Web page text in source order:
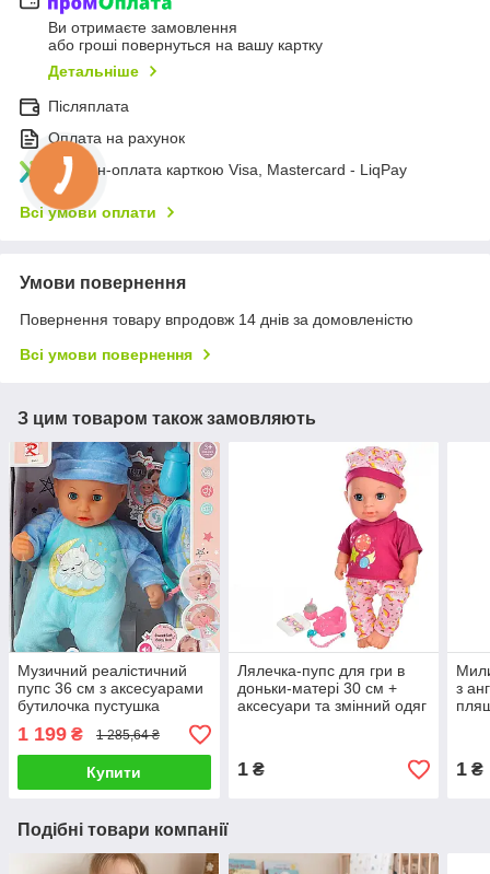
Ви отримаєте замовлення
або гроші повернуться на вашу картку
Детальніше
Післяплата
Оплата на рахунок
Онлайн-оплата карткою Visa, Mastercard - LiqPay
Всі умови оплати
Умови повернення
Повернення товару впродовж 14 днів за домовленістю
Всі умови повернення
З цим товаром також замовляють
Музичний реалістичний
пупс 36 см з аксесуарами
бутилочка пустушка
білизна для дітей закриває
очі
1 199 ₴ 1 285,64 ₴
Купити
Лялечка-пупс для гри в
доньки-матері 30 см +
аксесуари та змінний одяг
1₴
з
1 ₴
Подібні товари компанії